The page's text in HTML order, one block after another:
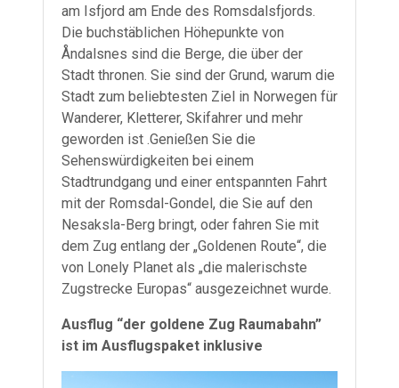
am Isfjord am Ende des Romsdalsfjords.
Die buchstäblichen Höhepunkte von
Åndalsnes sind die Berge, die über der
Stadt thronen. Sie sind der Grund, warum die
Stadt zum beliebtesten Ziel in Norwegen für
Wanderer, Kletterer, Skifahrer und mehr
geworden ist .Genießen Sie die
Sehenswürdigkeiten bei einem
Stadtrundgang und einer entspannten Fahrt
mit der Romsdal-Gondel, die Sie auf den
Nesaksla-Berg bringt, oder fahren Sie mit
dem Zug entlang der „Goldenen Route“, die
von Lonely Planet als „die malerischste
Zugstrecke Europas“ ausgezeichnet wurde.
Ausflug “der goldene Zug Raumabahn”
ist im Ausflugspaket inklusive